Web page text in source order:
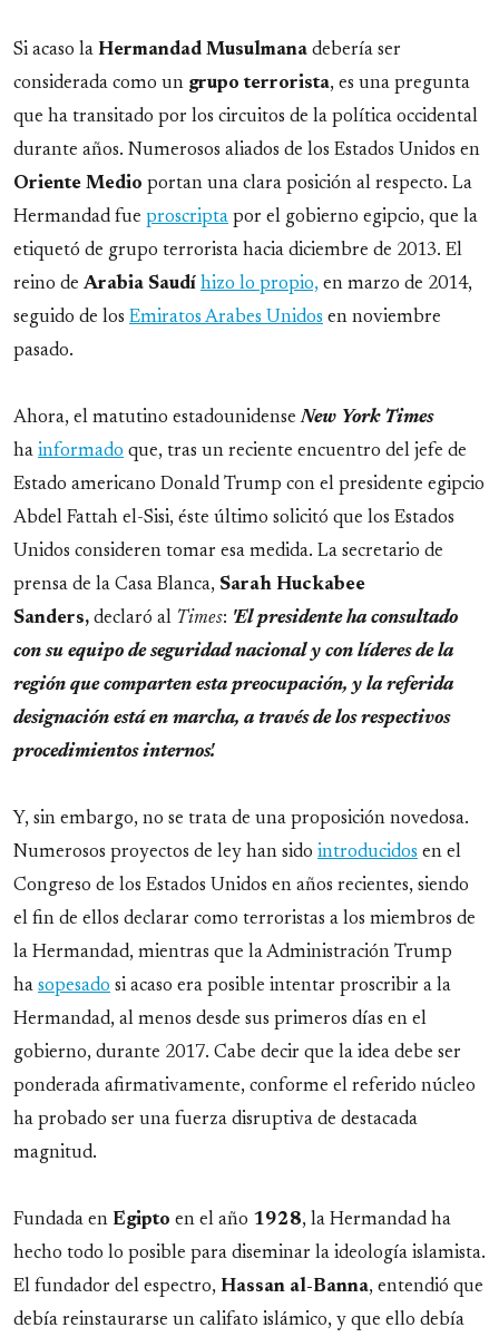
Si acaso la Hermandad Musulmana debería ser
considerada como un grupo terrorista, es una pregunta
que ha transitado por los circuitos de la política occidental
durante años. Numerosos aliados de los Estados Unidos en
Oriente Medio portan una clara posición al respecto. La
Hermandad fue proscripta por el gobierno egipcio, que la
etiquetó de grupo terrorista hacia diciembre de 2013. El
reino de Arabia Saudí hizo lo propio, en marzo de 2014,
seguido de los Emiratos Arabes Unidos en noviembre
pasado.
Ahora, el matutino estadounidenseNew York Times
ha informado que, tras un reciente encuentro del jefe de
Estado americano Donald Trump con el presidente egipcio
Abdel Fattah el-Sisi, éste último solicitó que los Estados
Unidos consideren tomar esa medida. La secretario de
prensa de la Casa Blanca, Sarah Huckabee
Sanders, declaró al Times: 'El presidente ha consultado
con su equipo de seguridad nacional y con líderes de la
región que comparten esta preocupación, y la referida
designación está en marcha, a través de los respectivos
procedimientos internos'.
Y, sin embargo, no se trata de una proposición novedosa.
Numerosos proyectos de ley han sido introducidos en el
Congreso de los Estados Unidos en años recientes, siendo
el fin de ellos declarar como terroristas a los miembros de
la Hermandad, mientras que la Administración Trump
ha sopesado si acaso era posible intentar proscribir a la
Hermandad, al menos desde sus primeros días en el
gobierno, durante 2017. Cabe decir que la idea debe ser
ponderada afirmativamente, conforme el referido núcleo
ha probado ser una fuerza disruptiva de destacada
magnitud.
Fundada en Egipto en el año 1928, la Hermandad ha
hecho todo lo posible para diseminar la ideología islamista.
El fundador del espectro, Hassan al-Banna, entendió que
debía reinstaurarse un califato islámico, y que ello debía